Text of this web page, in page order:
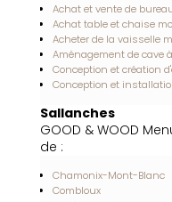
Achat et vente de
Achat table et chaise
Acheter de la vaisselle
Aménagement de cave
Conception et création
Conception et
Sallanches
GOOD & WOOD
de :
Chamonix-Mont-Blanc
Combloux